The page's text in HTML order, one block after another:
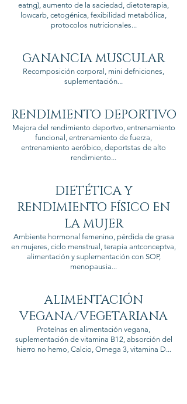
eatng), aumento de la saciedad, dietoterapia,
lowcarb, cetogénica, fexibilidad metabólica,
protocolos nutricionales...
GANANCIA MUSCULAR
Recomposición corporal, mini defniciones,
suplementación...
RENDIMIENTO DEPORTIVO
Mejora del rendimiento deportvo, entrenamiento
funcional, entrenamiento de fuerza,
entrenamiento aeróbico, deportstas de alto
rendimiento...
DIETÉTICA Y
RENDIMIENTO FÍSICO EN
LA MUJER
Ambiente hormonal femenino, pérdida de grasa
en mujeres, ciclo menstrual, terapia antconceptva,
alimentación y suplementación con SOP,
menopausia...
ALIMENTACIÓN
VEGANA/VEGETARIANA
Proteínas en alimentación vegana,
suplementación de vitamina B12, absorción del
hierro no hemo, Calcio, Omega 3, vitamina D...